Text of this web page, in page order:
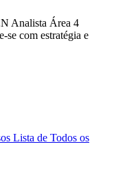
Analista Área 4
se com estratégia e
Lista de Todos os